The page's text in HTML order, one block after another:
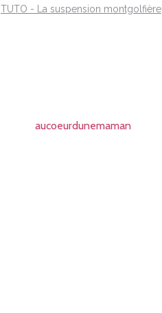
TUTO - La suspension montgolfière
aucoeurdunemaman